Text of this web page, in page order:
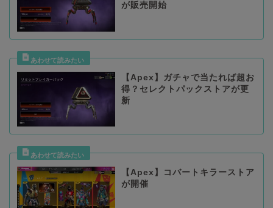
が販売開始
【Apex】ガチャで当たれば超お
得？セレクトパックストアが更
新
【Apex】コバートキラーストア
が開催